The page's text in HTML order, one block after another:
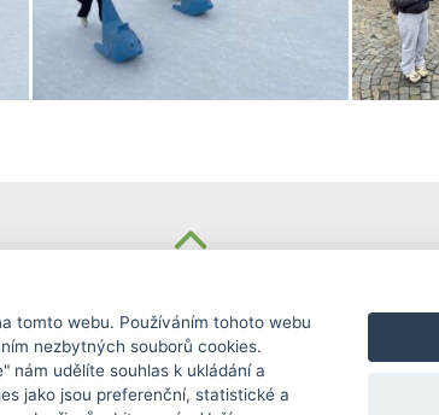
Základní škola
Košinova 22, Brno 612 00
info@zskosinova.cz
tomto webu. Používáním tohoto webu
nezbytných souborů cookies.
nám udělíte souhlas k ukládání a
jako jsou preferenční, statistické a